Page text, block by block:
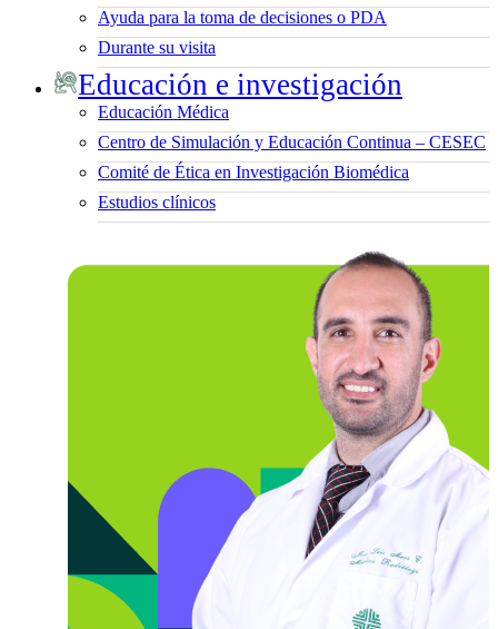
Ayuda para la toma de decisiones o PDA
Durante su visita
Educación e investigación
Educación Médica
Centro de Simulación y Educación Continua – CESEC
Comité de Ética en Investigación Biomédica
Estudios clínicos